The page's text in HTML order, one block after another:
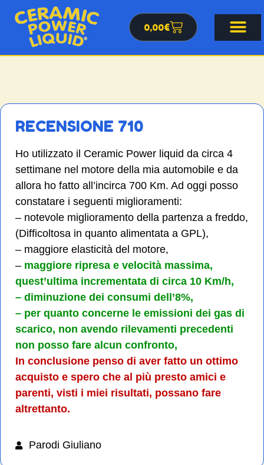
0,00€
RECENSIONE 710
Ho utilizzato il Ceramic Power liquid da circa 4
settimane nel motore della mia automobile e da
allora ho fatto all’incirca 700 Km. Ad oggi posso
constatare i seguenti miglioramenti:
– notevole miglioramento della partenza a freddo,
(Difficoltosa in quanto alimentata a GPL),
– maggiore elasticità del motore,
– maggiore ripresa e velocità massima,
quest’ultima incrementata di circa 10 Km/h,
– diminuzione dei consumi dell’8%,
– per quanto concerne le emissioni dei gas di
scarico, non avendo rilevamenti precedenti
non posso fare alcun confronto,
In conclusione penso di aver fatto un ottimo
acquisto e spero che al più presto amici e
parenti, visti i miei risultati, possano fare
altrettanto.
Parodi Giuliano